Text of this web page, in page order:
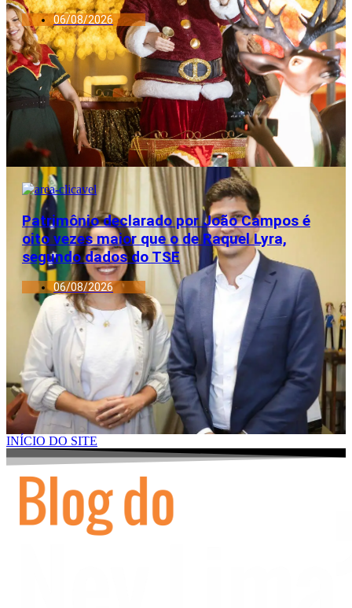
06/08/2026
Patrimônio declarado por João Campos é
oito vezes maior que o de Raquel Lyra,
segundo dados do TSE
06/08/2026
INÍCIO DO SITE